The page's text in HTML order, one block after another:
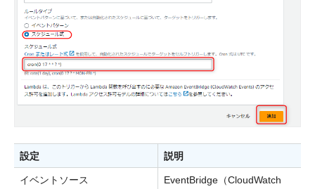
設定 説明
イベントソース
EventBridge（CloudWatch